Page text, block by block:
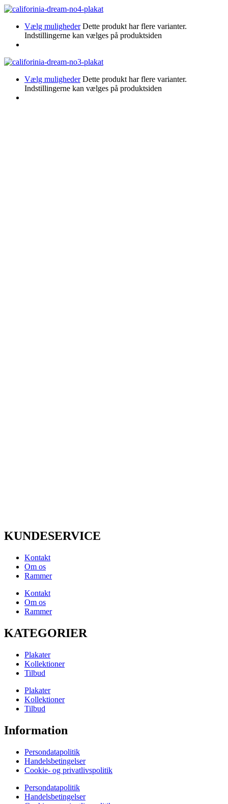
Vælg muligheder Dette produkt har flere varianter.
Indstillingerne kan vælges på produktsiden
Vælg muligheder Dette produkt har flere varianter.
Indstillingerne kan vælges på produktsiden
KUNDESERVICE
Kontakt
Om os
Rammer
Kontakt
Om os
Rammer
KATEGORIER
Plakater
Kollektioner
Tilbud
Plakater
Kollektioner
Tilbud
Information
Persondatapolitik
Handelsbetingelser
Cookie- og privatlivspolitik
Persondatapolitik
Handelsbetingelser